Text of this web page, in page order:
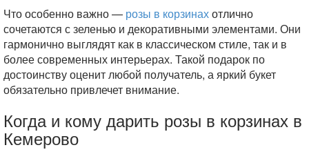
Что особенно важно — розы в корзинахотлично
сочетаются с зеленью и декоративными элементами. Они
гармонично выглядят как в классическом стиле, так и в
более современных интерьерах. Такой подарок по
достоинству оценит любой получатель, а яркий букет
обязательно привлечет внимание.
Когда и кому дарить розы в корзинах в
Кемерово